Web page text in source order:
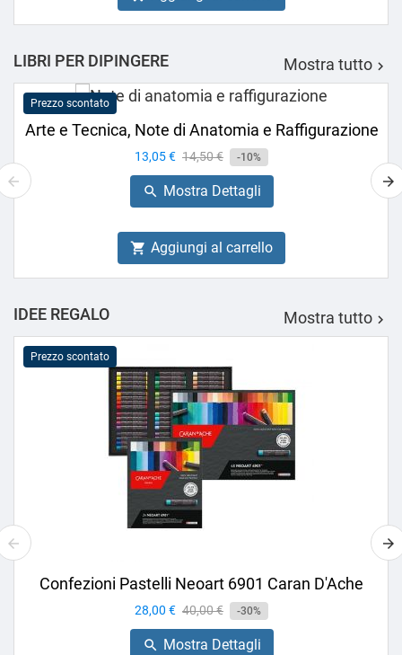
LIBRI PER DIPINGERE Mostra tutto 
Prezzo scontato
Arte e Tecnica, Note di Anatomia e Raffigurazione
Prezzo
13,05 € Prezzo
base
14,50 € -10%
 Mostra Dettagli
 Aggiungi al carrello
IDEE REGALO Mostra tutto 
Prezzo scontato
Confezioni Pastelli Neoart 6901 Caran D'Ache
Prezzo
28,00 € Prezzo
base
40,00 € -30%
 Mostra Dettagli